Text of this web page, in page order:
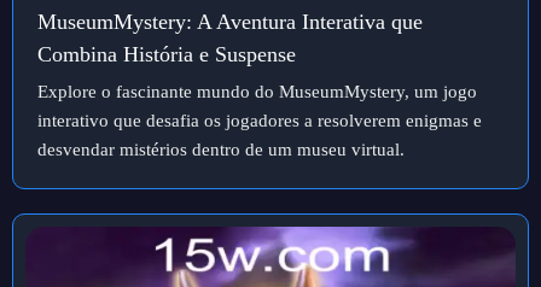
MuseumMystery: A Aventura Interativa que
Combina História e Suspense
Explore o fascinante mundo do MuseumMystery, um jogo
interativo que desafia os jogadores a resolverem enigmas e
desvendar mistérios dentro de um museu virtual.